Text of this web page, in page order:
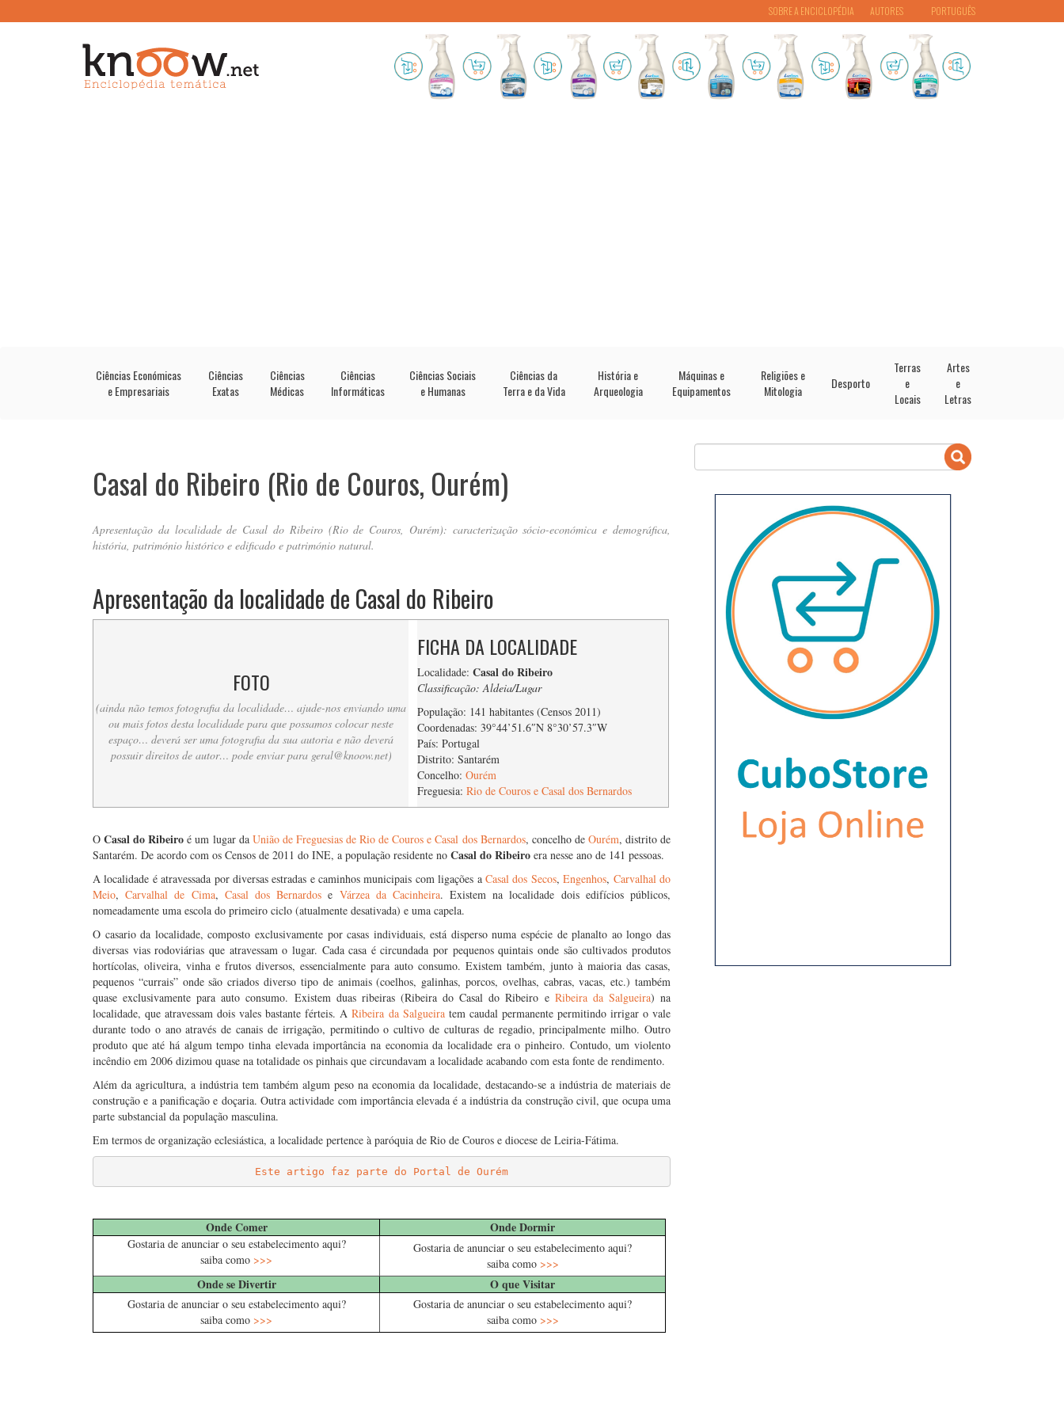
PORTUGUÊS
SOBRE A ENCICLOPÉDIA AUTORES
Ciências Económicas
e Empresariais
Ciências
Exatas
Ciências
Médicas
Ciências
Informáticas
Ciências Sociais
e Humanas
Ciências da
Terra e da Vida
História e
Arqueologia
Máquinas e
Equipamentos
Religiões e
Mitologia
Desporto
Terras
e
Locais
Artes
e
Letras
Casal do Ribeiro (Rio de Couros, Ourém)
Apresentação da localidade de Casal do Ribeiro (Rio de Couros, Ourém): caracterização sócio-económica e demográfica,
história, património histórico e edificado e património natural.
Apresentação da localidade de Casal do Ribeiro
FOTO
(ainda não temos fotografia da localidade… ajude-nos enviando uma
ou mais fotos desta localidade para que possamos colocar neste
espaço… deverá ser uma fotografia da sua autoria e não deverá
possuir direitos de autor… pode enviar para geral@knoow.net)
FICHA DA LOCALIDADE
Localidade: Casal do Ribeiro
Classificação: Aldeia/Lugar
População: 141 habitantes (Censos 2011)
Coordenadas: 39°44’51.6″N 8°30’57.3″W
País: Portugal
Distrito: Santarém
Concelho: Ourém
Freguesia: Rio de Couros e Casal dos Bernardos
OCasal do Ribeiro é um lugar da União de Freguesias de Rio de Couros e Casal dos Bernardos, concelho de Ourém, distrito de
Santarém. De acordo com os Censos de 2011 do INE, a população residente no Casal do Ribeiro era nesse ano de 141 pessoas.
A localidade é atravessada por diversas estradas e caminhos municipais com ligações aCasal dos Secos,Engenhos, Carvalhal do
Meio,Carvalhal de Cima, Casal dos Bernardos e Várzea da Cacinheira. Existem na localidade dois edifícios públicos,
nomeadamente uma escola do primeiro ciclo (atualmente desativada) e uma capela.
O casario da localidade, composto exclusivamente por casas individuais, está disperso numa espécie de planalto ao longo das
diversas vias rodoviárias que atravessam o lugar. Cada casa é circundada por pequenos quintais onde são cultivados produtos
hortícolas, oliveira, vinha e frutos diversos, essencialmente para auto consumo. Existem também, junto à maioria das casas,
pequenos “currais” onde são criados diverso tipo de animais (coelhos, galinhas, porcos, ovelhas, cabras, vacas, etc.) também
quase exclusivamente para auto consumo. Existem duas ribeiras (Ribeira do Casal do Ribeiro e Ribeira da Salgueira) na
localidade, que atravessam dois vales bastante férteis. ARibeira da Salgueiratem caudal permanente permitindo irrigar o vale
durante todo o ano através de canais de irrigação, permitindo o cultivo de culturas de regadio, principalmente milho. Outro
produto que até há algum tempo tinha elevada importância na economia da localidade era o pinheiro. Contudo, um violento
incêndio em 2006 dizimou quase na totalidade os pinhais que circundavam a localidade acabando com esta fonte de rendimento.
Além da agricultura, a indústria tem também algum peso na economia da localidade, destacando-se a indústria de materiais de
construção e a panificação e doçaria. Outra actividade com importância elevada é a indústria da construção civil, que ocupa uma
parte substancial da população masculina.
Em termos de organização eclesiástica, a localidade pertence à paróquia de Rio de Couros e diocese de Leiria-Fátima.
Este artigo faz parte do Portal de Ourém
Onde Comer Onde Dormir
Gostaria de anunciar o seu estabelecimento aqui?
saiba como >>>
Gostaria de anunciar o seu estabelecimento aqui?
saiba como >>>
Onde se Divertir O que Visitar
Gostaria de anunciar o seu estabelecimento aqui?
saiba como >>>
Gostaria de anunciar o seu estabelecimento aqui?
saiba como >>>